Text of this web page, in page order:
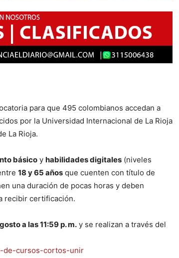
para que 495 colombianos accedan a
por la Universidad Internacional de La Rioja
La Rioja.
básico y habilidades digitales (niveles
18 y 65 años que cuenten con título de
una duración de pocas horas y deben
recibir certificación.
a las 11:59 p. m. y se realizan a través del
de-cursos-cortos-unir